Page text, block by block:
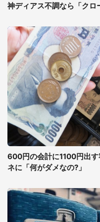
神ディアス不調なら「ク
600円の会計に1100円出
ネに「何がダメなの?」